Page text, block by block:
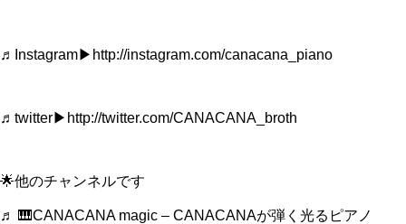
♬Instagram▶︎http://instagram.com/canacana_piano
♬twitter▶︎http://twitter.com/CANACANA_broth
🌟他のチャンネルです
♬ 🎹CANACANA magic – CANACANAが弾く光るピアノ